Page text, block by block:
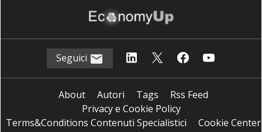
Seguici
About Autori Tags
Rss Feed
Privacy e Cookie Policy
Terms&Conditions Contenuti Specialistici
Cookie Center